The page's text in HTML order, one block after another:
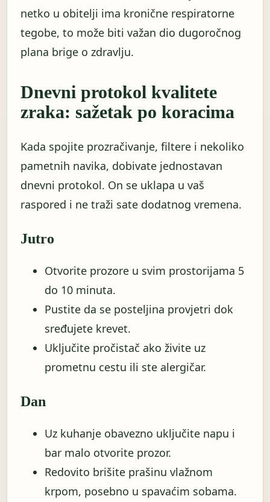
netko u obitelji ima kronične respiratorne
tegobe, to može biti važan dio dugoročnog
plana brige o zdravlju.
Dnevni protokol kvalitete
zraka: sažetak po koracima
Kada spojite prozračivanje, filtere i nekoliko
pametnih navika, dobivate jednostavan
dnevni protokol. On se uklapa u vaš
raspored i ne traži sate dodatnog vremena.
Jutro
Otvorite prozore u svim prostorijama 5
do 10 minuta.
Pustite da se posteljina provjetri dok
sređujete krevet.
Uključite pročistač ako živite uz
prometnu cestu ili ste alergičar.
Dan
Uz kuhanje obavezno uključite napu i
bar malo otvorite prozor.
Redovito brišite prašinu vlažnom
krpom, posebno u spavaćim sobama.